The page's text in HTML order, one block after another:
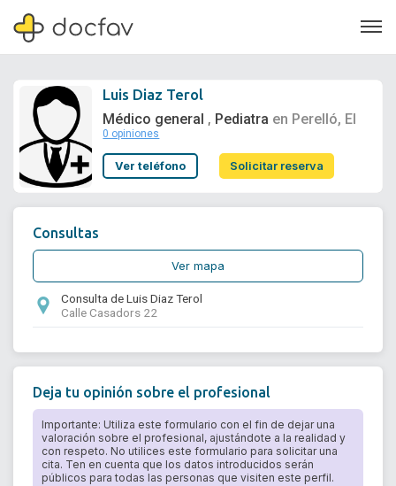
Soporte
Luis Diaz Terol
Médico general , Pediatra en Perelló, El
0 opiniones
Ver teléfono Solicitar reserva
Consultas
Ver mapa
Consulta de Luis Diaz Terol
Calle Casadors 22
Deja tu opinión sobre el profesional
Importante: Utiliza este formulario con el fin de dejar una
valoración sobre el profesional, ajustándote a la realidad y
con respeto. No utilices este formulario para solicitar una
cita. Ten en cuenta que los datos introducidos serán
públicos para todas las personas que visiten este perfil.